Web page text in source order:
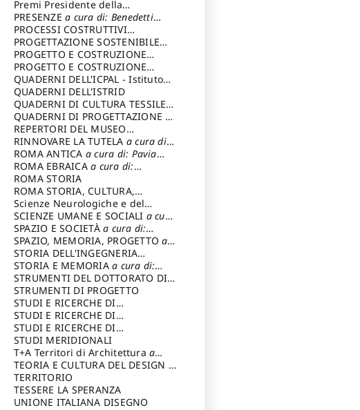
Premi Presidente della
Repubblica
PRESENZEa cura di: Benedetti
Sandro
PROCESSI COSTRUTTIVI
DELL'ARCHITETTURAa cura di:
Ippoliti Alessandro
PROGETTAZIONE SOSTENIBILE
PARTECIPATA
PROGETTO E COSTRUZIONE
DELL’ARCHITETTURA
PROGETTO E COSTRUZIONE
SOSTENIBILE
QUADERNI DELL'ICPAL - Istituto
centrale per il restauro e la
conservazione del patrimonio
archivistico e librario
QUADERNI DELL'ISTRID
QUADERNI DI CULTURA TESSILEa
cura di: Crispolti Livia
QUADERNI DI PROGETTAZIONE a
cura di: Giura Longo Tommaso
REPERTORI DEL MUSEO
CENTRALE DEL RISORGIMENTOa
cura di: Pizzo Marco
RINNOVARE LA TUTELA a cura di:
Cicalò Enrico
ROMA ANTICA a cura di: Pavia
Carlo
ROMA EBRAICAa cura di:
Procaccia Claudio
ROMA STORIA
ROMA STORIA, CULTURA,
IMMAGINEa cura di: Fagiolo
Marcello
Scienze Neurologiche e del
Comportamento
SCIENZE UMANE E SOCIALI a cura
di: Iannizzi Salvatore
SPAZIO E SOCIETÀa cura di:
Cassetti Roberto
SPAZIO, MEMORIA, PROGETTOa
cura di: Rossi Massimo
STORIA DELL'INGEGNERIA
STRUTTURALE IN ITALIAa cura di:
Poretti Sergio
STORIA E MEMORIAa cura di:
Rossi Lauro
STRUMENTI DEL DOTTORATO DI
RICERCA IN RILIEVO E
RAPPRESENTAZIONE
DELL’ARCHITETTURA E
DELL’AMBIENTEa cura di: Migliari
Riccardo
STRUMENTI DI PROGETTO
STUDI E RICERCHE DI
ARCHEOLOGIA IN SICILIA
di: Pelagatti Paola
STUDI E RICERCHE DI
ARCHITETTURA del Dipartimento
di Architettura Università degli
Studi G. d' Annunzio
STUDI E RICERCHE DI
ARCHITETTURA del Dipartimento
di Architettura Università degli
Studi G. d' Annunzio, Chieti-
Pescaraa cura di: Fusero Paolo
STUDI MERIDIONALI
T+A Territori di Architetturaa
cura di: Ramazzotti Luigi
TEORIA E CULTURA DEL DESIGN a
cura di: Furlanis Giuseppe
TERRITORIO
TESSERE LA SPERANZA
UNIONE ITALIANA DISEGNO